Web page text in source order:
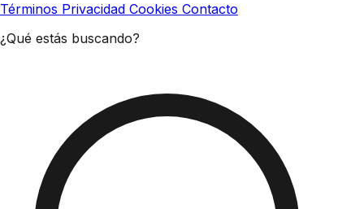
Términos Privacidad Cookies Contacto
¿Qué estás buscando?